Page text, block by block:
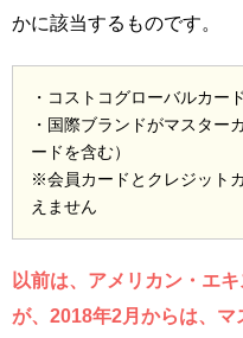
かに該当するものです。
・コストコグローバルカード
・国際ブランドがマスター
ードを含む）
※会員カードとクレジット
えません
以前は、アメリカン・エ
が、2018年2月からは、